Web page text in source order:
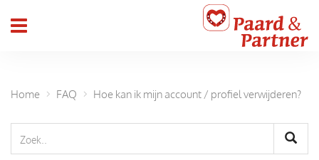
header_toggle_navigation
Home FAQ Hoe kan ik mijn account / profiel verwijderen?